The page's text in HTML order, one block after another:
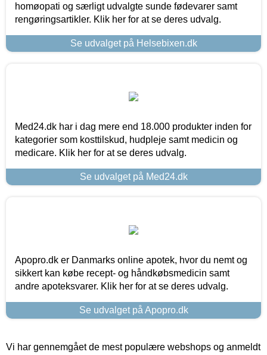
homøopati og særligt udvalgte sunde fødevarer samt
rengøringsartikler. Klik her for at se deres udvalg.
Se udvalget på Helsebixen.dk
Med24.dk har i dag mere end 18.000 produkter inden for
kategorier som kosttilskud, hudpleje samt medicin og
medicare. Klik her for at se deres udvalg.
Se udvalget på Med24.dk
Apopro.dk er Danmarks online apotek, hvor du nemt og
sikkert kan købe recept- og håndkøbsmedicin samt
andre apoteksvarer. Klik her for at se deres udvalg.
Se udvalget på Apopro.dk
Vi har gennemgået de mest populære webshops og anmeldt